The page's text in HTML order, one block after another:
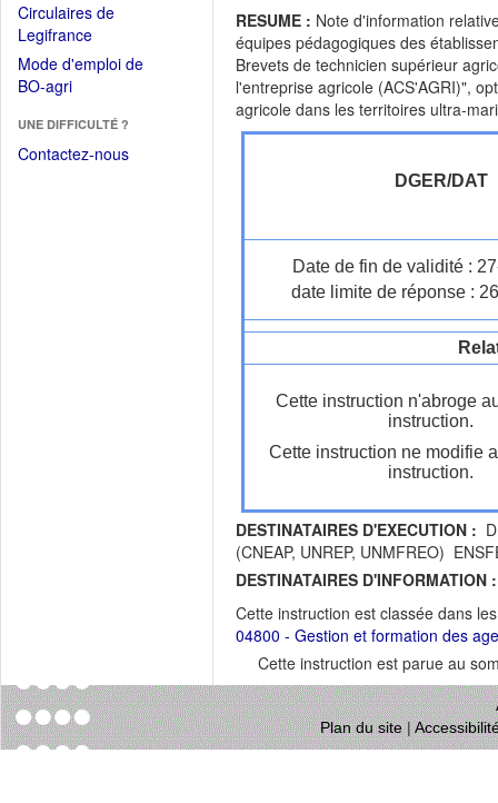
Circulaires de
Legifrance(Ouvrir
dans
une
fenêtre)
Mode d'emploi de
BO-agri(Ouvrir
une
nouvelle
UNE DIFFICULTÉ ?
Contactez-nous
RESUME : Note d'information
équipes pédagogiques des
Brevets de technicien supérieur
l'entreprise agricole (ACS'AGRI)",
agricole dans les territoires ultra-
DGER/DAT
Date de fin de validité :
date limite de réponse :
Cette instruction n'abroge
instruction.
Cette instruction ne modifie
instruction.
DESTINATAIRES D'EXECUTION :
(CNEAP, UNREP, UNMFREO)
DESTINATAIRES D'INFORMATION :
Cette instruction est classée dans
04800 - Gestion et formation des
Cette instruction est parue au
Plan du site|